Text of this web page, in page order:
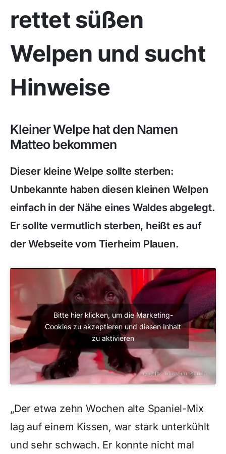
rettet süßen
Welpen und sucht
Hinweise
Kleiner Welpe hat den Namen
Matteo bekommen
Dieser kleine Welpe sollte sterben:
Unbekannte haben diesen kleinen Welpen
einfach in der Nähe eines Waldes abgelegt.
Er sollte vermutlich sterben, heißt es auf
der Webseite vom Tierheim Plauen.
Bitte hier klicken, um die Marketing-
Cookies zu akzeptieren und diesen Inhalt
zu aktivieren
„Der etwa zehn Wochen alte Spaniel-Mix
lag auf einem Kissen, war stark unterkühlt
und sehr schwach. Er konnte nicht mal